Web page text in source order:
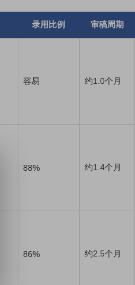
录用比例 审稿周期
容易 约1.0个月
88% 约1.4个月
86% 约2.5个月